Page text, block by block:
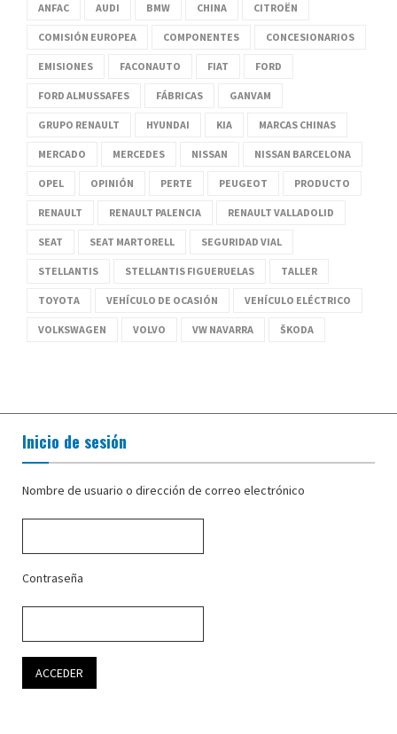
ANFAC AUDI BMW CHINA CITROËN
COMISIÓN EUROPEA COMPONENTES CONCESIONARIOS
EMISIONES FACONAUTO FIAT FORD
FORD ALMUSSAFES FÁBRICAS GANVAM
GRUPO RENAULT HYUNDAI KIA MARCAS CHINAS
MERCADO MERCEDES NISSAN NISSAN BARCELONA
OPEL OPINIÓN PERTE PEUGEOT PRODUCTO
RENAULT RENAULT PALENCIA RENAULT VALLADOLID
SEAT SEAT MARTORELL SEGURIDAD VIAL
STELLANTIS STELLANTIS FIGUERUELAS TALLER
TOYOTA VEHÍCULO DE OCASIÓN VEHÍCULO ELÉCTRICO
VOLKSWAGEN VOLVO VW NAVARRA ŠKODA
Inicio de sesión
Nombre de usuario o dirección de correo electrónico
Contraseña